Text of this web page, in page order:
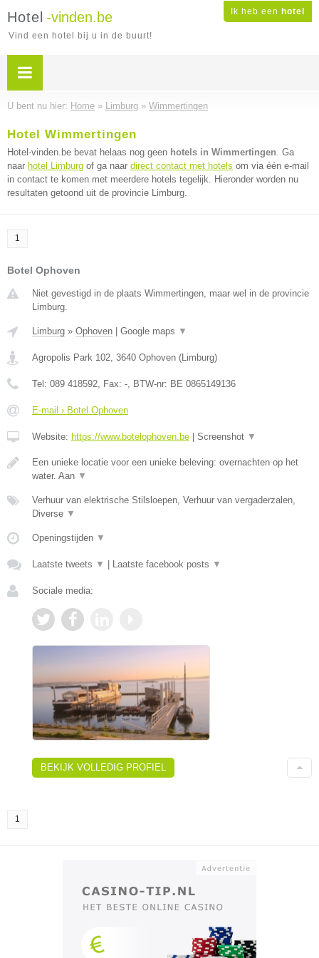
Ik heb een hotel
Hotel -vinden.be
Vind een hotel bij u in de buurt!
U bent nu hier: Home » Limburg » Wimmertingen
Hotel Wimmertingen
Hotel-vinden.be bevat helaas nog geen hotels in Wimmertingen. Ga
naar hotel Limburg of ga naar direct contact met hotels om via één e-mail
in contact te komen met meerdere hotels tegelijk. Hieronder worden nu
resultaten getoond uit de provincie Limburg.
1
Botel Ophoven
Niet gevestigd in de plaats Wimmertingen, maar wel in de provincie
Limburg.
Limburg » Ophoven Google maps ▼
Agropolis Park 102, 3640 Ophoven (Limburg)
Tel: 089 418592, Fax: -, BTW-nr: BE 0865149136
E-mail › Botel Ophoven
Website: https://www.botelophoven.be Screenshot ▼
Een unieke locatie voor een unieke beleving: overnachten op het
water. Aan ▼
Verhuur van elektrische Stilsloepen, Verhuur van vergaderzalen,
Diverse ▼
Openingstijden ▼
Laatste tweets ▼ Laatste facebook posts ▼
Sociale media:
BEKIJK VOLLEDIG PROFIEL
1